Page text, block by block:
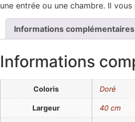
une entrée ou une chambre. Il
Informations complémentaires
Informations
Coloris Doré
Largeur 40 cm